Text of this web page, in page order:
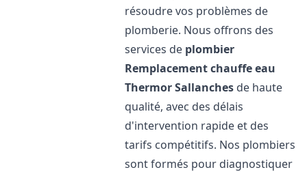
résoudre vos problèmes de
plomberie. Nous offrons des
services de plombier
Remplacement chauffe eau
ThermorSallanches de haute
qualité, avec des délais
d'intervention rapide et des
tarifs compétitifs. Nos plombiers
sont formés pour diagnostiquer